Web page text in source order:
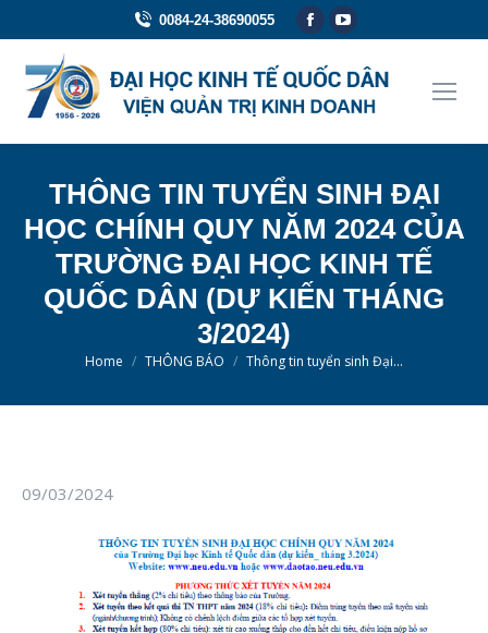
0084-24-38690055
Facebook
opens
in
YouTube
opens
in
THÔNG TIN TUYỂN SINH ĐẠI
HỌC CHÍNH QUY NĂM 2024 CỦA
TRƯỜNG ĐẠI HỌC KINH TẾ
QUỐC DÂN (DỰ KIẾN THÁNG
3/2024)
You are here:
Home THÔNG BÁO Thông tin tuyển sinh Đại…
09/03/2024